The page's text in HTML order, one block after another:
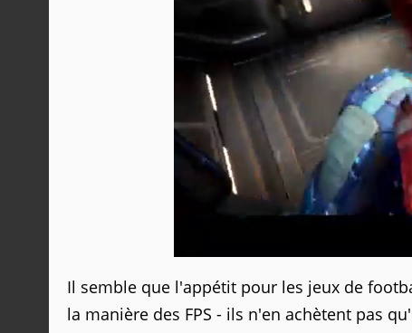
Il semble que l'appétit pour les jeux de
la manière des FPS - ils n'en achètent pas